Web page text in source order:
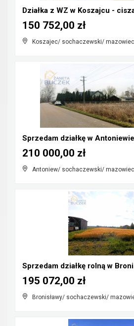
Działka z WZ w Koszajcu -
Koszajec/ sochaczewski/
150 752,00 zł
Sprzedam działkę w
Antoniew/ sochaczewski/
210 000,00 zł
Sprzedam działkę rolną w
Bronisławy/ sochaczewski/
195 072,00 zł